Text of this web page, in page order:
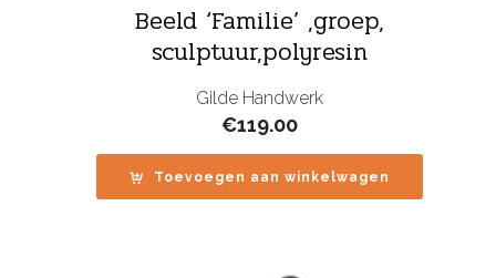
Beeld ‘Familie’ ,groep,
sculptuur,polyresin
Gilde Handwerk
€119.00
Toevoegen aan winkelwagen